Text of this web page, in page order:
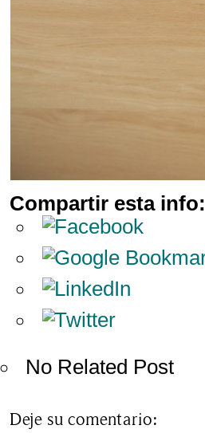
Compartir esta info:
No Related Post
Deje su comentario: